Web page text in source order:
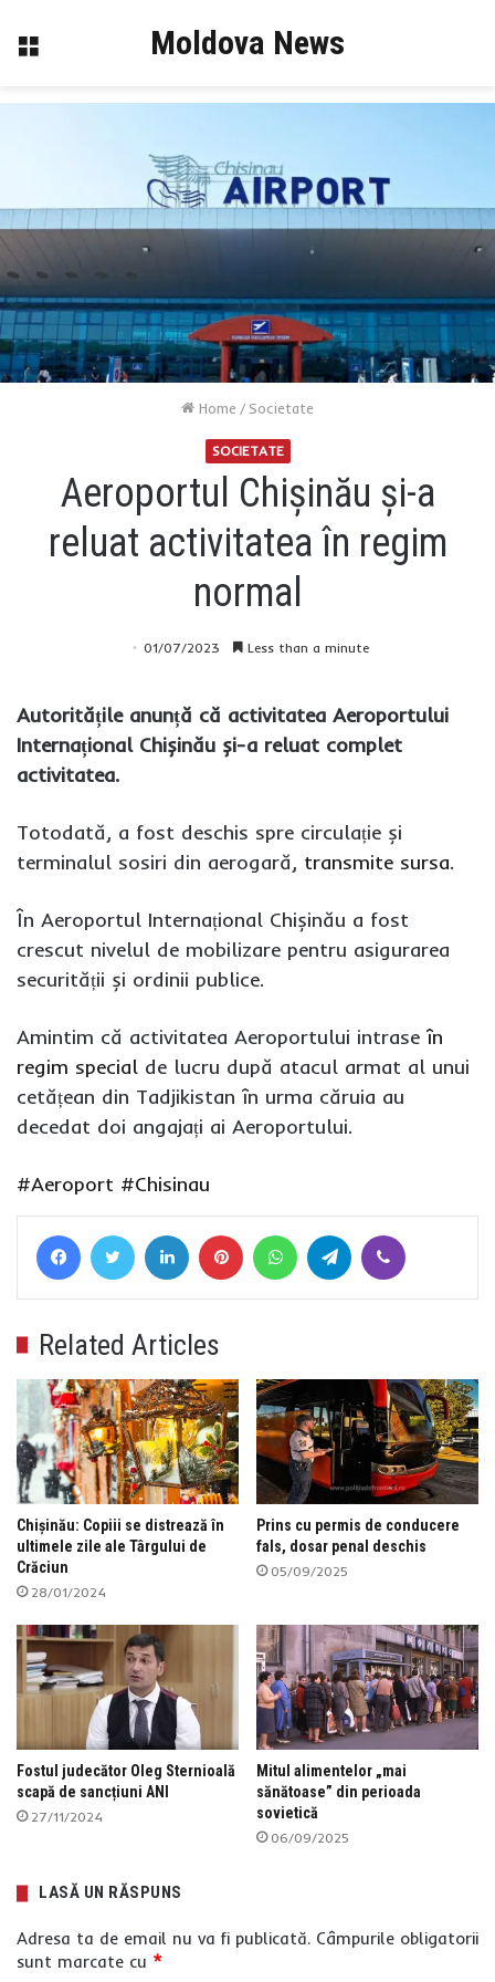
Menu Moldova News
Home / Societate
SOCIETATE
Aeroportul Chișinău și-a
reluat activitatea în regim
normal
01/07/2023 Less than a minute
Autoritățile anunță că activitatea Aeroportului
Internațional Chișinău și-a reluat complet
activitatea.
Totodată, a fost deschis spre circulație și
terminalul sosiri din aerogară, transmite sursa.
În Aeroportul Internațional Chișinău a fost
crescut nivelul de mobilizare pentru asigurarea
securității și ordinii publice.
Amintim că activitatea Aeroportului intrase în
regim special de lucru după atacul armat al unui
cetățean din Tadjikistan în urma căruia au
decedat doi angajați ai Aeroportului.
#Aeroport #Chisinau
FacebookTwitter LinkedIn Pinterest WhatsAppTelegram
Related Articles
Chișinău: Copiii se distrează în
ultimele zile ale Târgului de
Crăciun
28/01/2024
Prins cu permis de conducere
fals, dosar penal deschis
05/09/2025
Fostul judecător Oleg Sternioală
scapă de sancțiuni ANI
27/11/2024
Mitul alimentelor „mai
sănătoase” din perioada
sovietică
06/09/2025
LASĂ UN RĂSPUNS
Adresa ta de email nu va fi publicată. Câmpurile obligatorii
sunt marcate cu *